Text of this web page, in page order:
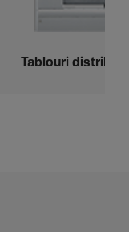
Tablouri